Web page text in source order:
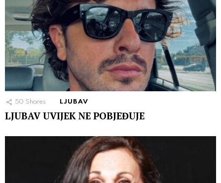
50 Shares LJUBAV
LJUBAV UVIJEK NE POBJEĐUJE